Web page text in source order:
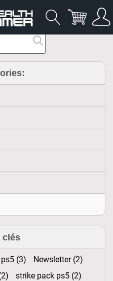
clés
ps5 (3)
Newsletter (2)
strike pack ps5 (2)